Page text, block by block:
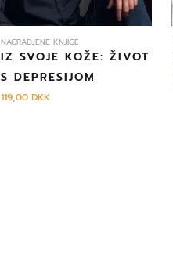
NAGRADJENE KNJIGE
IZ SVOJE KOŽE: ŽIVOT
S DEPRESIJOM
119,00 DKK